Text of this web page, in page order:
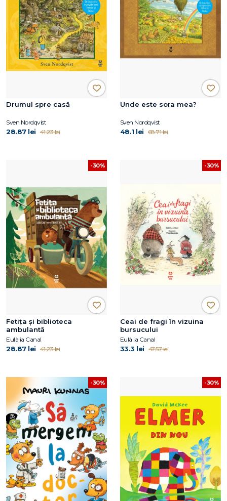
Drumul spre casă
Sven Nordqvist
28.87 lei 41.23 lei
Unde este sora mea?
Sven Nordqvist
48.1 lei 68.71 lei
-30%
Fetița și biblioteca
ambulantă
Eulàlia Canal
28.87 lei 41.23 lei
-30%
Ceai de fragi în vizuina
bursucului
Eulàlia Canal
33.3 lei 47.57 lei
-30% -30%